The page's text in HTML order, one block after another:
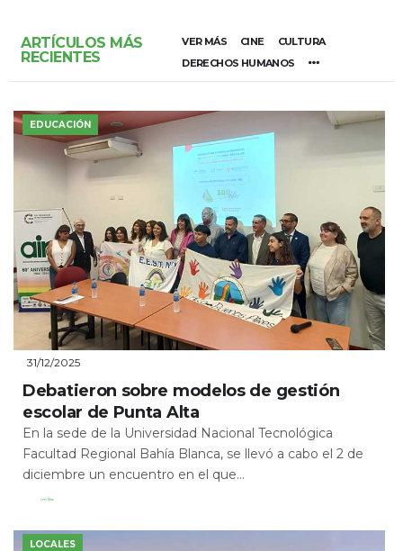
ARTÍCULOS MÁS
RECIENTES
VER MÁS CINE
CULTURA
DERECHOS HUMANOS
EDUCACIÓN
31/12/2025
Debatieron sobre modelos de gestión
escolar de Punta Alta
En la sede de la Universidad Nacional Tecnológica
Facultad Regional Bahía Blanca, se llevó a cabo el 2 de
diciembre un encuentro en el que...
Leer Más
LOCALES